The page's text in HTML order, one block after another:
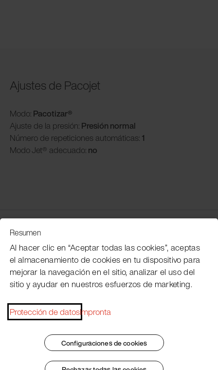
Ajustes de Pacojet
Modo: Pacotizar®
Ajuste de la presión: Presión normal
Número de repeticiones automáticas: 1
ModoJet® adecuado: no
Servicio de atención al cliente
Subscribe Pacojet Newsletter
Would you like to be regularly updated on news, event
Resumen
Al hacer clic en “Aceptar todas las cookies”, aceptas
el almacenamiento de cookies en tu dispositivo para
mejorar la navegación en el sitio, analizar el uso del
sitio y ayudar en nuestros esfuerzos de marketing.
Protección de datosImpronta
Configuraciones de cookies